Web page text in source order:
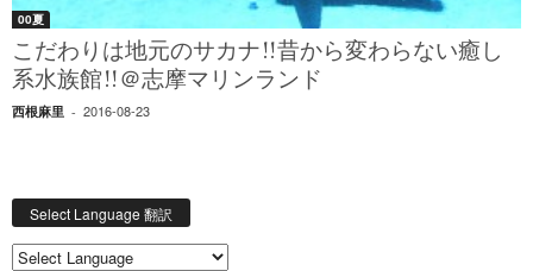
00夏
こだわりは地元のサカナ!!昔から変わらない癒し
系水族館!!＠志摩マリンランド
西根麻里 - 2016-08-23
Select Language 翻訳